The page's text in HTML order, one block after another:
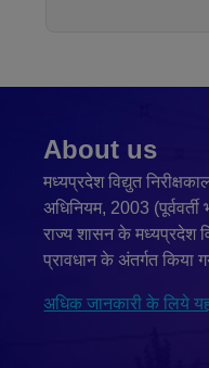
About us
मध्यप्रदेश विद्युत
अधिनियम, 2003
राज्य शासन के मध्यप्रदेश
प्रावधान के अंतर्गत किया
अधिक जानकारी के लिये